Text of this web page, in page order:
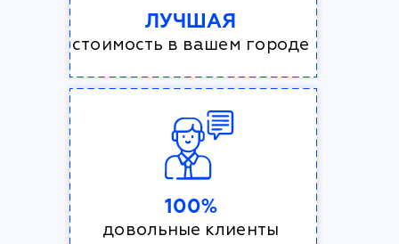
ЛУЧШАЯ
стоимость в вашем городе
100%
довольные клиенты